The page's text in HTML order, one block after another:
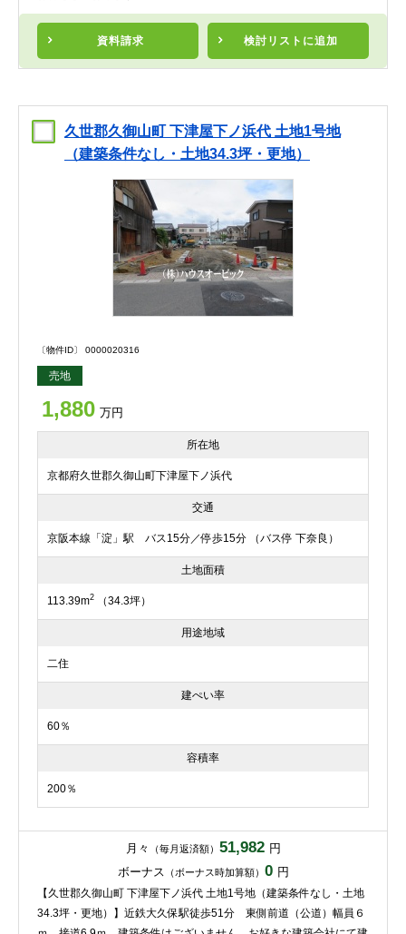
資料請求 検討リスト に追加
久世郡久御山町 下津屋下ノ浜代 土地1号地
（建築条件なし・土地34.3坪・更地）
〔物件ID〕 0000020316
売地
1,880 万円
所在地
京都府久世郡久御山町下津屋下ノ浜代
交通
京阪本線「淀」駅 バス15分／停歩15分 （バス停 下奈良）
土地面積
113.39m2 （34.3坪）
用途地域
二住
建ぺい率
60％
容積率
200％
月々 （毎月返済額） 51,982 円
ボーナス （ボーナス時加算額） 0 円
【久世郡久御山町 下津屋下ノ浜代 土地1号地（建築条件なし・土地
34.3坪・更地）】近鉄大久保駅徒歩51分 東側前道（公道）幅員６